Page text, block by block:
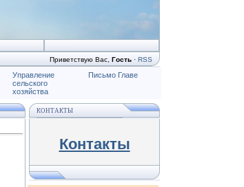
Приветствую Вас Гость · RSS
Управление
сельского
хозяйства
Письмо Главе
КОНТАКТЫ
Контакты